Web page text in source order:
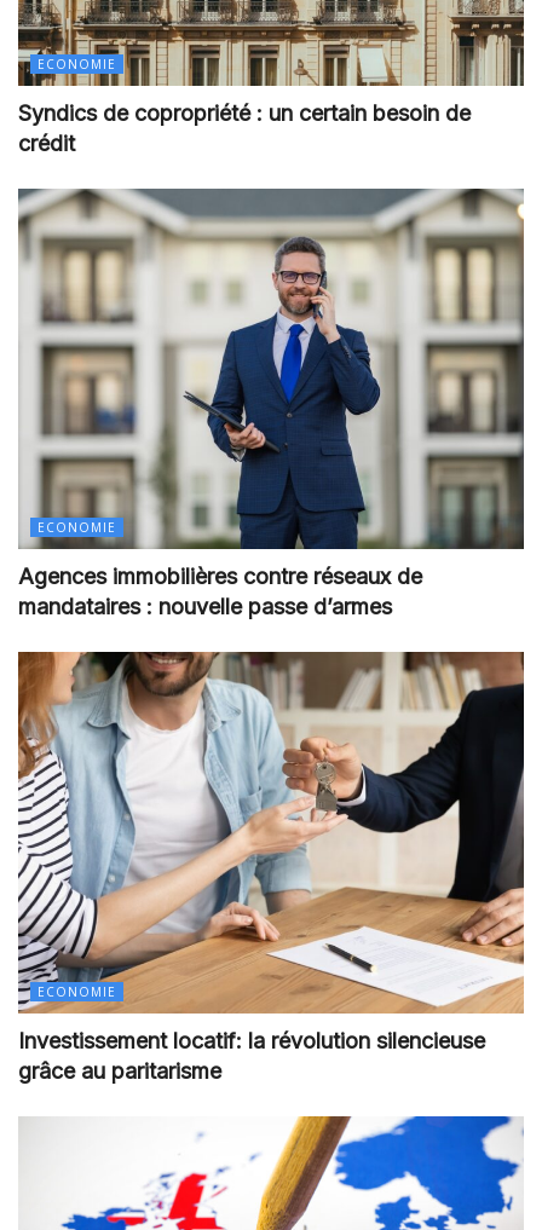
ECONOMIE
Syndics de copropriété : un certain besoin de
crédit
ECONOMIE
Agences immobilières contre réseaux de
mandataires : nouvelle passe d’armes
ECONOMIE
Investissement locatif: la révolution silencieuse
grâce au paritarisme